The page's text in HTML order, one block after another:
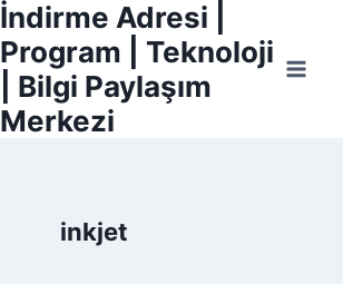
İndirme Adresi |
Program | Teknoloji
| Bilgi Paylaşım
Merkezi
inkjet